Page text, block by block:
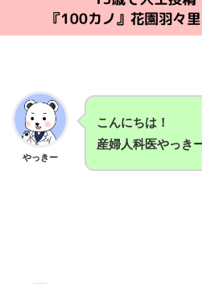
やっきー
こんにちは！
産婦人科医やっき